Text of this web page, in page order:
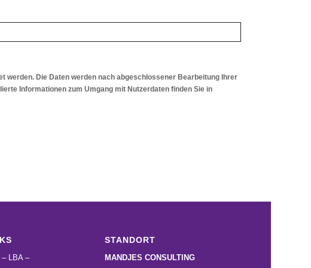
werden. Die Daten werden nach abgeschlossener Bearbeitung Ihrer
Informationen zum Umgang mit Nutzerdaten finden Sie in
– LBA –
STANDORT
MANDJES CONSULTING